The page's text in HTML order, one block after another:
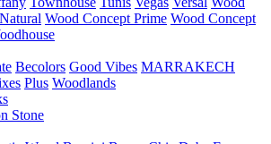
Wood Concept Prime Wood Concept
Becolors Good Vibes MARRAKECH
Plus Woodlands
Stone